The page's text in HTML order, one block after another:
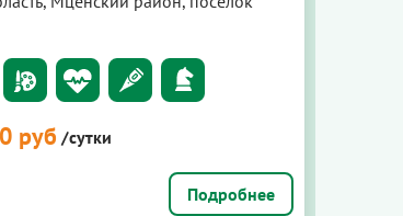
руб /сутки
Подробнее